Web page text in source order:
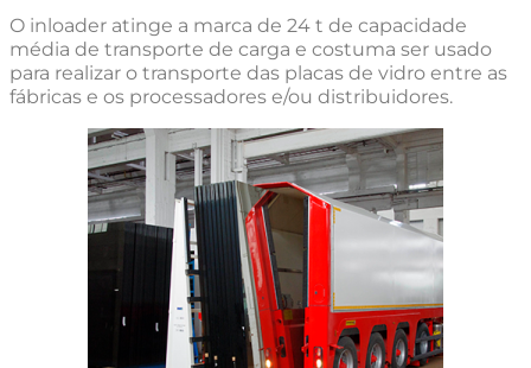
O inloader atinge a marca de 24 t de capacidade
média de transporte de carga e costuma ser usado
para realizar o transporte das placas de vidro entre as
fábricas e os processadores e/ou distribuidores.